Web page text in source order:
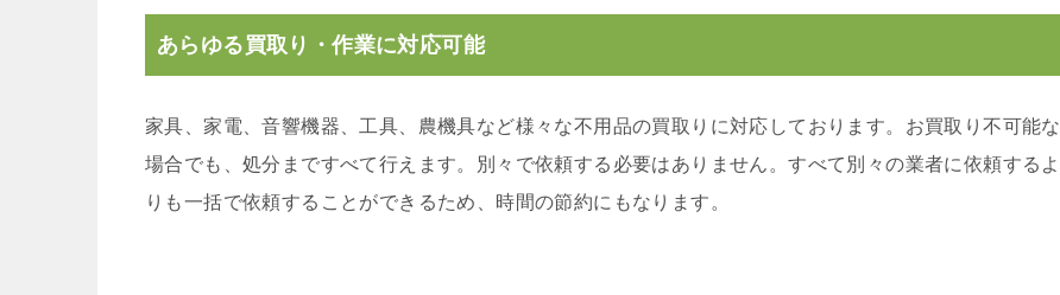
あらゆる買取り・作業に対応可能
家具、家電、音響機器、工具、農機具など様々な不用品の買取りに対応しております。お買取り不可能な
場合でも、処分まですべて行えます。別々で依頼する必要はありません。すべて別々の業者に依頼するよ
りも一括で依頼することができるため、時間の節約にもなります。